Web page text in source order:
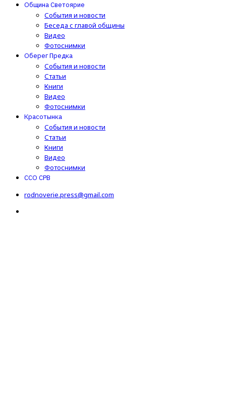
Община Светоярие
События и новости
Беседа с главой общины
Видео
Фотоснимки
Оберег Предка
События и новости
Статьи
Книги
Видео
Фотоснимки
Красотынка
События и новости
Статьи
Книги
Видео
Фотоснимки
ССО СРВ
rodnoverie.press@gmail.com